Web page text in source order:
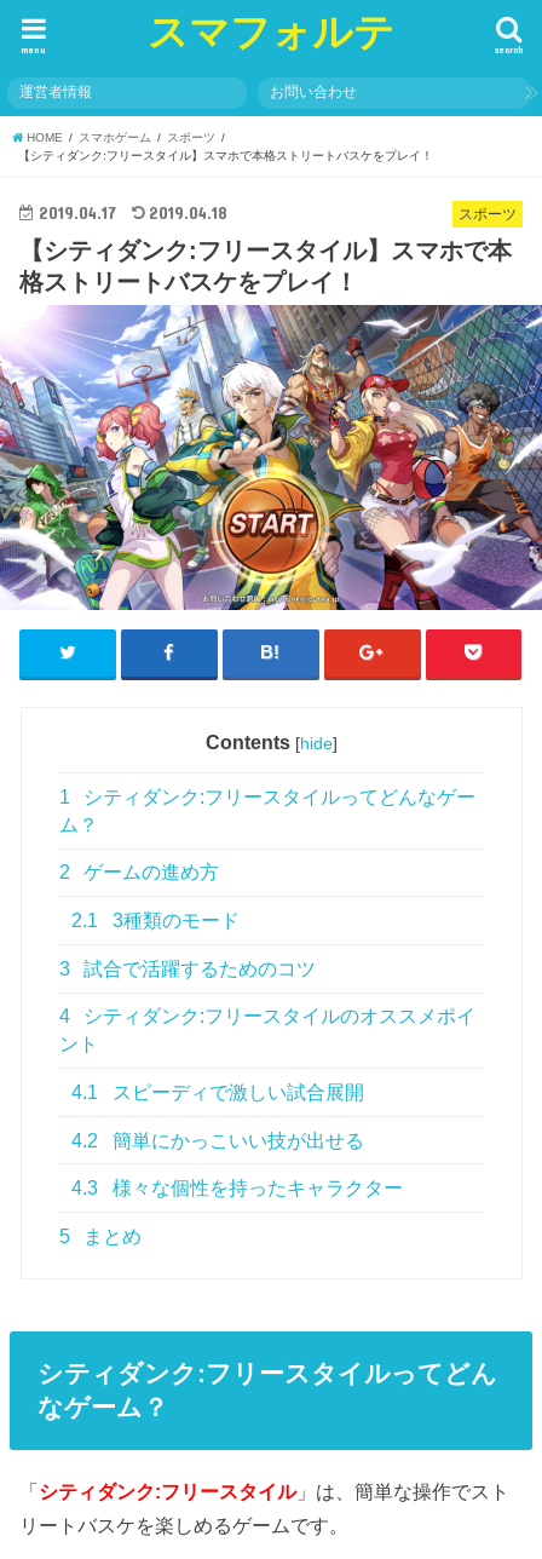
スマフォルテ search
menu
運営者情報 お問い合わせ
HOME スマホゲーム
スポーツ
【シティダンク:フリースタイル】スマホで本格ストリートバスケをプレイ！
スポーツ
2019.04.17 2019.04.18
【シティダンク:フリースタイル】スマホで本
格ストリートバスケをプレイ！
Contents [hide]
1
シティダンク:フリースタイルってどんなゲー
ム？
2 ゲームの進め方
2.1 3種類のモード
3 試合で活躍するためのコツ
4
シティダンク:フリースタイルのオススメポイ
ント
4.1 スピーディで激しい試合展開
4.2 簡単にかっこいい技が出せる
4.3 様々な個性を持ったキャラクター
5 まとめ
シティダンク:フリースタイルってどん
なゲーム？
「シティダンク:フリースタイル」は、簡単な操作でスト
リートバスケを楽しめるゲームです。